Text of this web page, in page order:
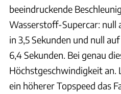
beeindruckende
Wasserstoff-Supercar: null
in 3,5 Sekunden und null
6,4 Sekunden. Bei genau
Höchstgeschwindigkeit an.
ein höherer Topspeed das